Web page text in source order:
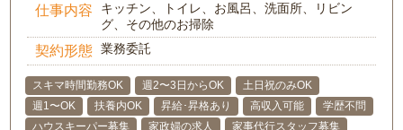
仕事内容
キッチン、トイレ、お風呂、洗面所、リビン
グ、その他のお掃除
契約形態 業務委託
スキマ時間勤務OK 週2〜3日からOK
土日祝のみOK
週1〜OK
扶養内OK 昇給･昇格あり 高収入可能
学歴不問
ハウスキーパー募集
家政婦の求人
家事代行スタッフ募集